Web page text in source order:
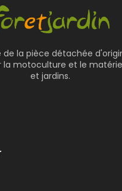
de la pièce détachée
la motoculture et le
et jardins.